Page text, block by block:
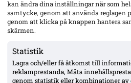
kan ändra dina inställningar när som
samtycke, genom att använda reglagen
genom att klicka på knappen hantera
skärmen.
Statistik
Lagra och/eller få åtkomst till
reklamprestanda, Mäta
genom statistik eller kombinationer av
Mjällby mot rekordresultat –
Häcken: Seger klar med
knäskada, siktar på hösten